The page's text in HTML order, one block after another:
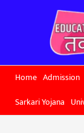
Home Admission
Sarkari Yojana